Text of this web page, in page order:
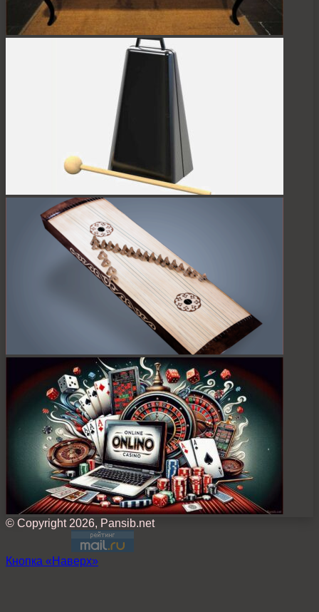
© Copyright 2026, Pansib.net
Кнопка «Наверх»